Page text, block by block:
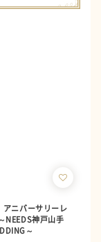
アニバーサリーレ
神戸山手
～